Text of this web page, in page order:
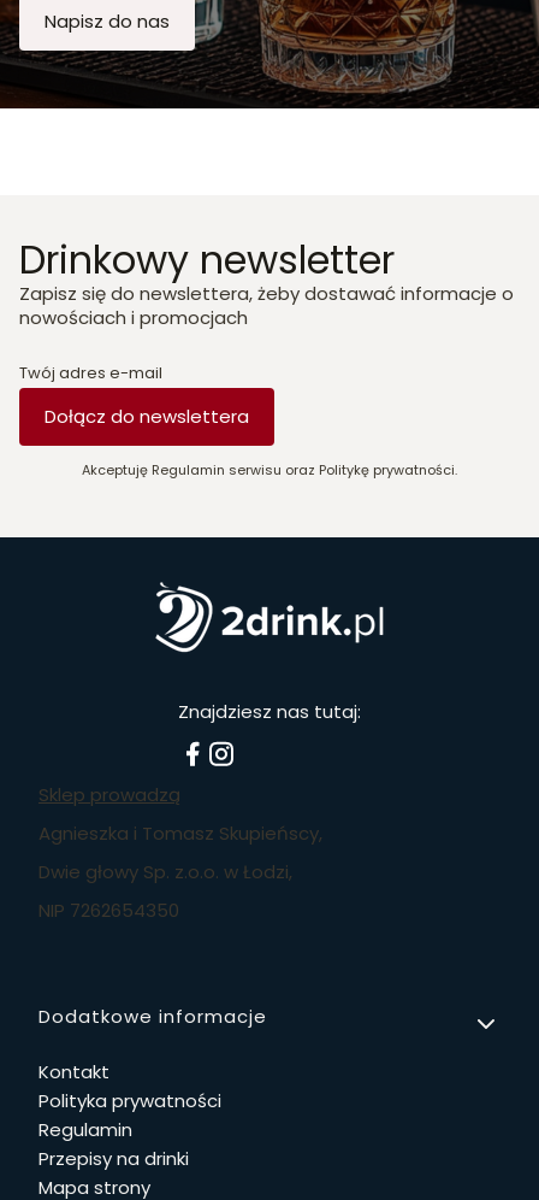
Napisz do nas
Drinkowy newsletter
Zapisz się do newslettera, żeby dostawać informacje o
nowościach i promocjach
Twój adres e-mail
Dołącz do newslettera
Akceptuję Regulamin serwisu oraz Politykę prywatności.
Znajdziesz nas tutaj:
Sklep prowadzą
Agnieszka i Tomasz Skupieńscy,
Dwie głowy Sp. z.o.o. w Łodzi,
NIP 7262654350
Linki w stopce
Dodatkowe informacje
Kontakt
Polityka prywatności
Regulamin
Przepisy na drinki
Mapa strony